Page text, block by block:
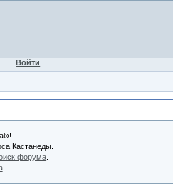
Войти
Кастанеды.
форума
.